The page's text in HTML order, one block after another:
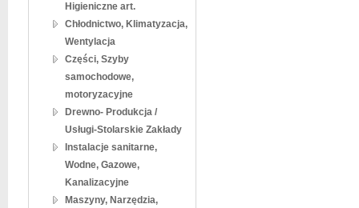
Higieniczne art.
Chłodnictwo, Klimatyzacja,
Wentylacja
Części, Szyby
samochodowe,
motoryzacyjne
Drewno- Produkcja /
Usługi-Stolarskie Zakłady
Instalacje sanitarne,
Wodne, Gazowe,
Kanalizacyjne
Maszyny, Narzędzia,